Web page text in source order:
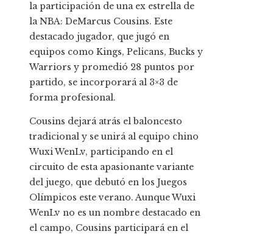
la participación de una ex estrella de
la NBA: DeMarcus Cousins. Este
destacado jugador, que jugó en
equipos como Kings, Pelicans, Bucks y
Warriors y promedió 28 puntos por
partido, se incorporará al 3×3 de
forma profesional.
Cousins ​​​​dejará atrás el baloncesto
tradicional y se unirá al equipo chino
Wuxi WenLv, participando en el
circuito de esta apasionante variante
del juego, que debutó en los Juegos
Olímpicos este verano. Aunque Wuxi
WenLv no es un nombre destacado en
el campo, Cousins ​​participará en el